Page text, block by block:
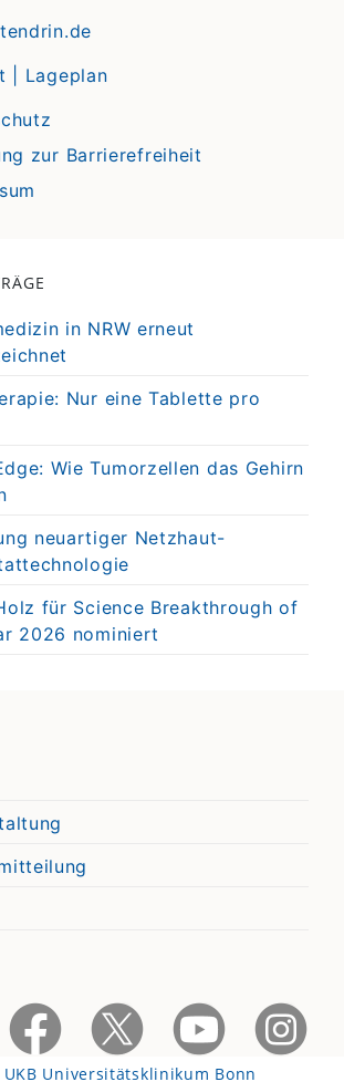
| Lageplan
zur Barrierefreiheit
in NRW erneut
Nur eine Tablette pro
Wie Tumorzellen das Gehirn
neuartiger Netzhaut-
für Science Breakthrough of
2026 nominiert
UKB Universitätsklinikum Bonn